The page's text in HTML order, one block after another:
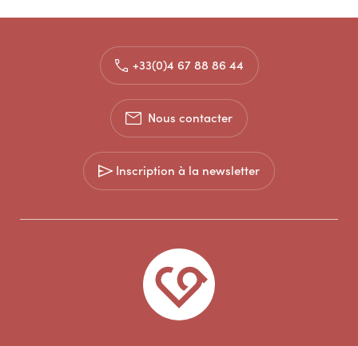
+33(0)4 67 88 86 44
Nous contacter
Inscription à la newsletter